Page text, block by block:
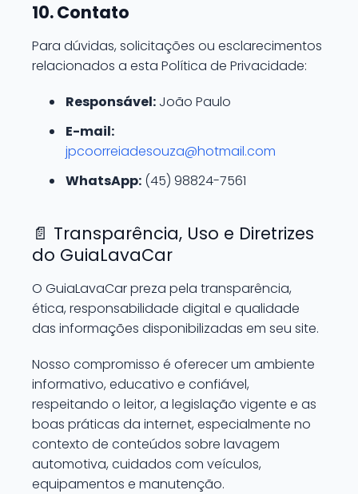
10. Contato
Para dúvidas, solicitações ou esclarecimentos
relacionados a esta Política de Privacidade:
Responsável: João Paulo
E-mail:
jpcoorreiadesouza@hotmail.com
WhatsApp: (45) 98824-7561
📄 Transparência, Uso e Diretrizes
do GuiaLavaCar
O GuiaLavaCar preza pela transparência,
ética, responsabilidade digital e qualidade
das informações disponibilizadas em seu site.
Nosso compromisso é oferecer um ambiente
informativo, educativo e confiável,
respeitando o leitor, a legislação vigente e as
boas práticas da internet, especialmente no
contexto de conteúdos sobre lavagem
automotiva, cuidados com veículos,
equipamentos e manutenção.